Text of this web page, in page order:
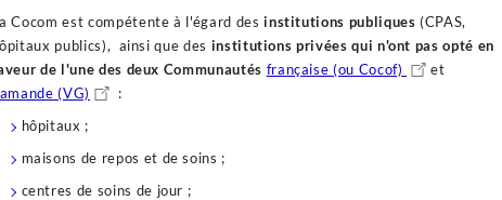
Cocom est compétente à l'égard desinstitutions publiques (CPAS,
publics), ainsi que des institutions privées qui n'ont pas opté en
de l'une des deux Communautés française (ou Cocof)
et
(VG)
:
hôpitaux ;
maisons de repos et de soins ;
centres de soins de jour ;